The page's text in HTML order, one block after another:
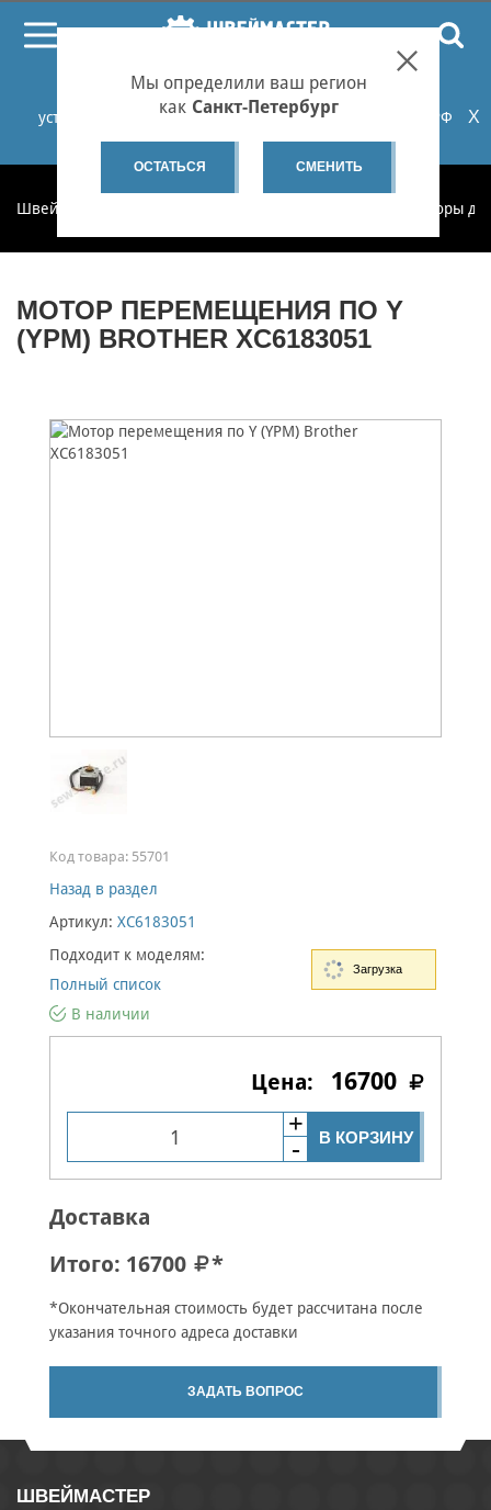
При проблемах с онлайн-оплатой заказов на сайте
установите российские сертификаты НУЦ Минцифры РФ
или используйте Яндекс.Браузер.Подробнее...
X
Мы определили ваш регион
как Санкт-Петербург
ОСТАТЬСЯ СМЕНИТЬ
Швеймастер Моторы
МОТОР ПЕРЕМЕЩЕНИЯ ПО Y
(YPM) BROTHER XC6183051
Код товара: 55701
Назад в раздел
Артикул: XC6183051
Подходит к моделям:
Полный список
В наличии
16700
В КОРЗИНУ
Доставка
Итого: 16700 *
*Окончательная стоимость будет рассчитана после
указания точного адреса доставки
ЗАДАТЬ ВОПРОС
ШВЕЙМАСТЕР
Загрузка